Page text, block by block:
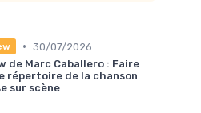
• 30/07/2026
de Marc Caballero : Faire
répertoire de la chanson
sur scène